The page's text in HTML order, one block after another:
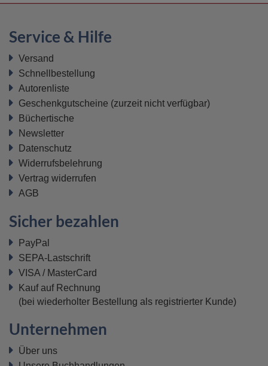
Service & Hilfe
Versand
Schnellbestellung
Autorenliste
Geschenkgutscheine (zurzeit nicht verfügbar)
Büchertische
Newsletter
Datenschutz
Widerrufsbelehrung
Vertrag widerrufen
AGB
Sicher bezahlen
PayPal
SEPA-Lastschrift
VISA / MasterCard
Kauf auf Rechnung
(bei wiederholter Bestellung als registrierter Kunde)
Unternehmen
Über uns